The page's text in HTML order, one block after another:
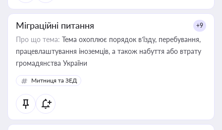
Міграційні питання +9
Про що тема: Тема охоплює порядок в’їзду, перебування,
працевлаштування іноземців, а також набуття або втрату
громадянства України
Митниця та ЗЕД